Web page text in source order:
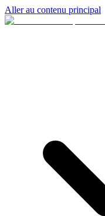
Aller au contenu principal